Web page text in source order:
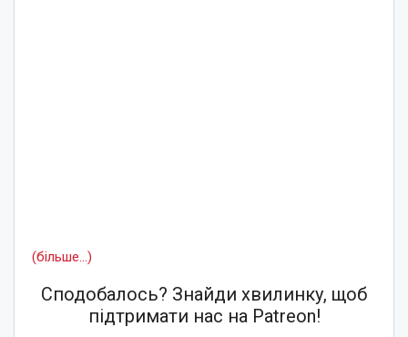
(більше…)
Сподобалось? Знайди хвилинку, щоб
підтримати нас на Patreon!